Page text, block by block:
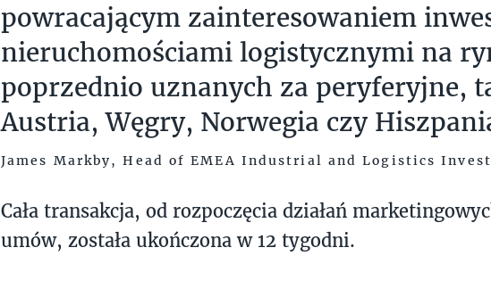
powracającym zainteresowaniem
nieruchomościami logistycznymi na
poprzednio uznanych za peryferyjne,
Austria, Węgry, Norwegia czy
James Markby, Head of EMEA Industrial and Logistics
Cała transakcja, od rozpoczęcia działań
umów, została ukończona w 12 tygodni.